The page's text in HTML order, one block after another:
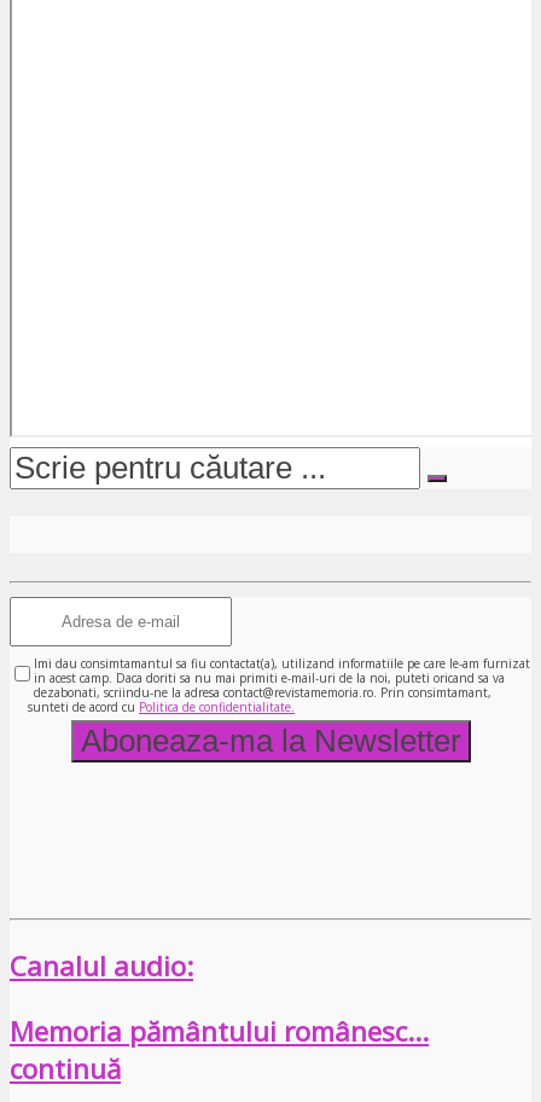
Imi dau consimtamantul sa fiu contactat(a), utilizand informatiile pe care le-am furnizat
in acest camp. Daca doriti sa nu mai primiti e-mail-uri de la noi, puteti oricand sa va
dezabonati, scriindu-ne la adresa contact@revistamemoria.ro. Prin consimtamant,
sunteti de acord cu Politica de confidentialitate.
Canalul audio:
Memoria pământului românesc…
continuă